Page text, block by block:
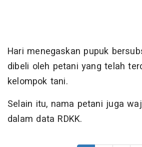
Hari menegaskan pupuk
dibeli oleh petani yang telah
kelompok tani.
Selain itu, nama petani juga
dalam data RDKK.